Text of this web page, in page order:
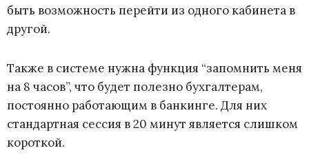
быть возможность перейти из одного кабинета в
другой.
Также в системе нужна функция “запомнить меня
на 8 часов”, что будет полезно бухгалтерам,
постоянно работающим в банкинге. Для них
стандартная сессия в 20 минут является слишком
короткой.